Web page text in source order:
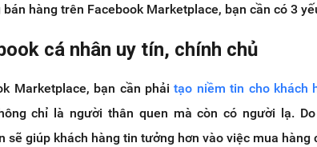
hàng trên Facebook Marketplace, bạn cần có 3
cá nhân uy tín, chính chủ
Marketplace, bạn cần phảitạo niềm tin cho khách
chỉ là người thân quen mà còn có người lạ.
sẽ giúp khách hàng tin tưởng hơn vào việc mua hàng